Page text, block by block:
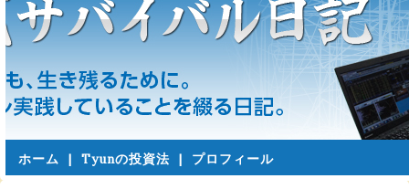
ホーム | Tyunの投資法 | プロフィール